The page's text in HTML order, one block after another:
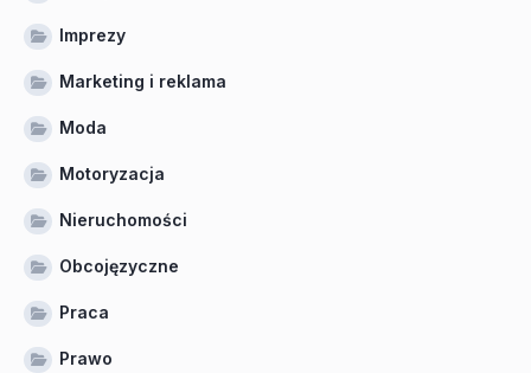
Imprezy
Marketing i reklama
Moda
Motoryzacja
Nieruchomości
Obcojęzyczne
Praca
Prawo